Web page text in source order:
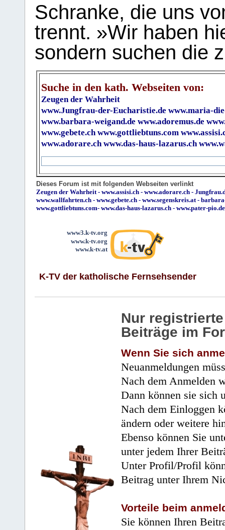
Schranke, die uns
trennt. »Wir haben
sondern suchen die
Suche in den kath. Webseiten von:
Zeugen der Wahrheit
www.Jungfrau-der-Eucharistie.de www.maria-
www.barbara-weigand.de www.adoremus.de
www.gebete.ch www.gottliebtuns.com
www.adorare.ch www.das-haus-lazarus.ch
Dieses Forum ist mit folgenden Webseiten verlinkt
Zeugen der Wahrheit- www.assisi.ch - www.adorare.ch -
www.wallfahrten.ch - www.gebete.ch - www.segenskreis.at-
www.gottliebtuns.com- www.das-haus-lazarus.ch - www.pater-pio.de
www3.k-tv.org
www.k-tv.org
www.k-tv.at
K-TV der katholische Fernsehsender
Nur
Beiträge im
Wenn Sie sich
Neuanmeldungen
Nach dem Anmelden
Dann können sie sich
Nach dem Einloggen
ändern oder weitere
Ebenso können Sie
unter jedem Ihrer
Unter Profil/Profil
Beitrag unter Ihrem
Vorteile beim
Sie können Ihren